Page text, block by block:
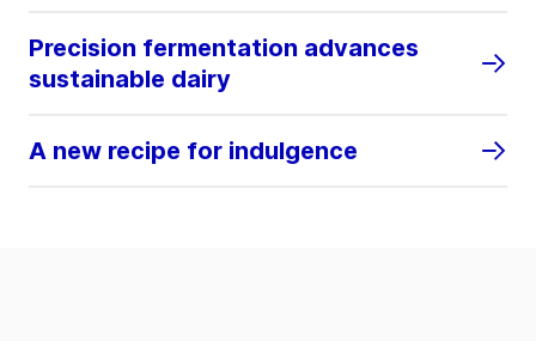
Precision fermentation advances
sustainable dairy
A new recipe for indulgence